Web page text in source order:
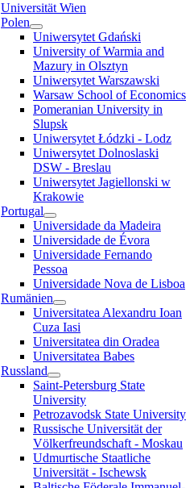
Universität Wien
Polen
Uniwersytet Gdański
University of Warmia and
Mazury in Olsztyn
Uniwersytet Warszawski
Warsaw School of Economics
Pomeranian University in
Slupsk
Uniwersytet Łódzki - Lodz
Uniwersytet Dolnoslaski
DSW - Breslau
Uniwersytet Jagiellonski w
Krakowie
Portugal
Universidade da Madeira
Universidade de Évora
Universidade Fernando
Pessoa
Universidade Nova de Lisboa
Rumänien
Universitatea Alexandru Ioan
Cuza Iasi
Universitatea din Oradea
Universitatea Babes
Russland
Saint-Petersburg State
University
Petrozavodsk State University
Russische Universität der
Völkerfreundschaft - Moskau
Udmurtische Staatliche
Universität - Ischewsk